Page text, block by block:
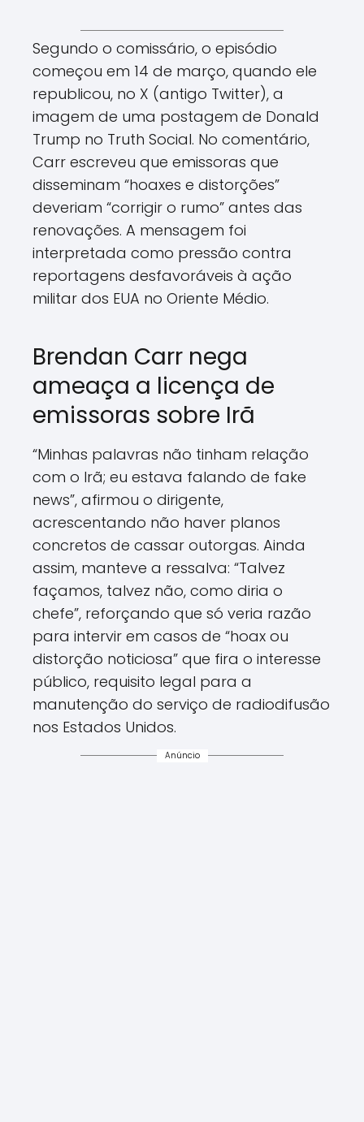
Segundo o comissário, o episódio
começou em 14 de março, quando ele
republicou, no X (antigo Twitter), a
imagem de uma postagem de Donald
Trump no Truth Social. No comentário,
Carr escreveu que emissoras que
disseminam “hoaxes e distorções”
deveriam “corrigir o rumo” antes das
renovações. A mensagem foi
interpretada como pressão contra
reportagens desfavoráveis à ação
militar dos EUA no Oriente Médio.
Brendan Carr nega
ameaça a licença de
emissoras sobre Irã
“Minhas palavras não tinham relação
com o Irã; eu estava falando de fake
news”, afirmou o dirigente,
acrescentando não haver planos
concretos de cassar outorgas. Ainda
assim, manteve a ressalva: “Talvez
façamos, talvez não, como diria o
chefe”, reforçando que só veria razão
para intervir em casos de “hoax ou
distorção noticiosa” que fira o interesse
público, requisito legal para a
manutenção do serviço de radiodifusão
nos Estados Unidos.
Anúncio